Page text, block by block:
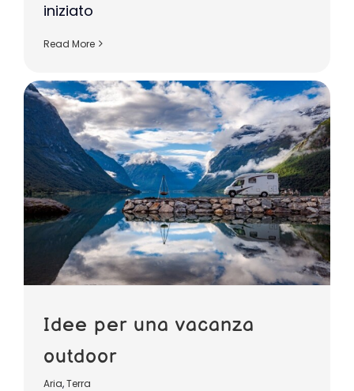
iniziato
Read More
Idee per una vacanza
outdoor
Aria,Terra